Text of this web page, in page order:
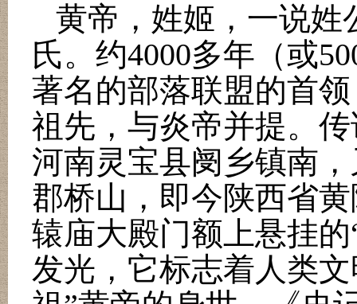
黄帝，姓姬，一说姓
氏。约4000多年（或
著名的部落联盟的首
祖先，与炎帝并提。
河南灵宝县阌乡镇南
郡桥山，即今陕西省
辕庙大殿门额上悬挂的
发光，它标志着人类